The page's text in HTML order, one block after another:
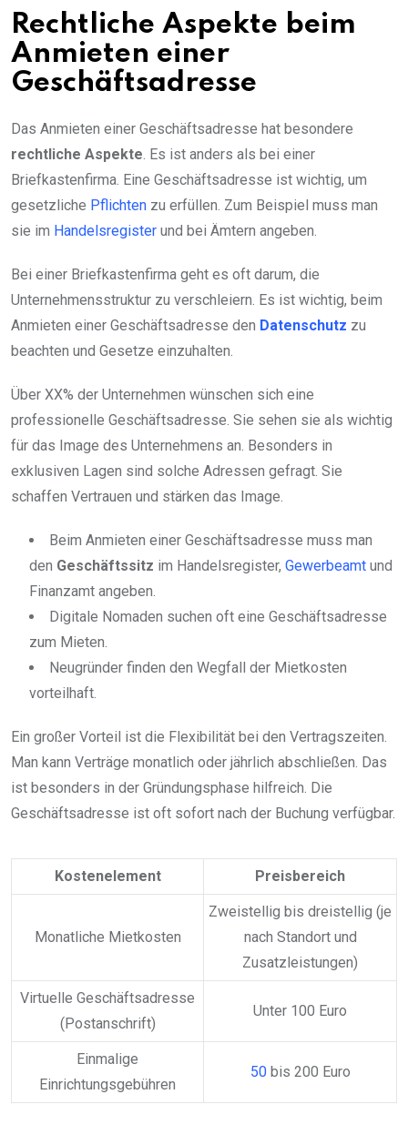
Rechtliche Aspekte beim
Anmieten einer
Geschäftsadresse
Das Anmieten einer Geschäftsadresse hat besondere
rechtliche Aspekte. Es ist anders als bei einer
Briefkastenfirma. Eine Geschäftsadresse ist wichtig, um
gesetzliche Pflichten zu erfüllen. Zum Beispiel muss man
sie im Handelsregister und bei Ämtern angeben.
Bei einer Briefkastenfirma geht es oft darum, die
Unternehmensstruktur zu verschleiern. Es ist wichtig, beim
Anmieten einer Geschäftsadresse den Datenschutz zu
beachten und Gesetze einzuhalten.
Über XX% der Unternehmen wünschen sich eine
professionelle Geschäftsadresse. Sie sehen sie als wichtig
für das Image des Unternehmens an. Besonders in
exklusiven Lagen sind solche Adressen gefragt. Sie
schaffen Vertrauen und stärken das Image.
Beim Anmieten einer Geschäftsadresse muss man
den Geschäftssitz im Handelsregister, Gewerbeamt und
Finanzamt angeben.
Digitale Nomaden suchen oft eine Geschäftsadresse
zum Mieten.
Neugründer finden den Wegfall der Mietkosten
vorteilhaft.
Ein großer Vorteil ist die Flexibilität bei den Vertragszeiten.
Man kann Verträge monatlich oder jährlich abschließen. Das
ist besonders in der Gründungsphase hilfreich. Die
Geschäftsadresse ist oft sofort nach der Buchung verfügbar.
Kostenelement Preisbereich
Monatliche Mietkosten
Zweistellig bis dreistellig (je
nach Standort und
Zusatzleistungen)
Virtuelle Geschäftsadresse
(Postanschrift)
Unter 100 Euro
Einmalige
Einrichtungsgebühren
50bis 200 Euro